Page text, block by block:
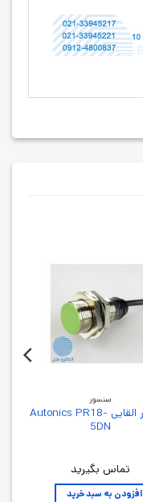
سنسور
سنسور القایی Autonics PR18-
5DN
تماس بگیرید
افزودن به سبد خرید